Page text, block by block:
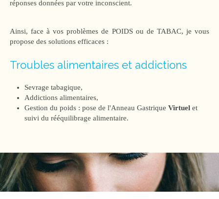
réponses données par votre inconscient.
Ainsi, face à vos problèmes de POIDS ou de TABAC, je vous
propose des solutions efficaces :
Troubles alimentaires et addictions
Sevrage tabagique,
Addictions alimentaires,
Gestion du poids : pose de l'Anneau Gastrique Virtuel et
suivi du rééquilibrage alimentaire.